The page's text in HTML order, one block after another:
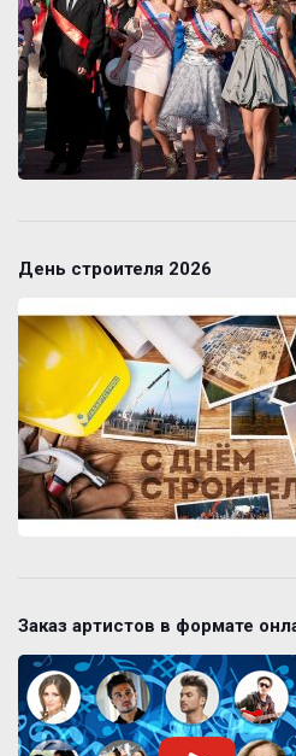
День строителя 2026
Заказ артистов в формате